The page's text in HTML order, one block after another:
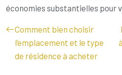
économies substantielles pour
Comment bien choisir
l’emplacement et le type
de résidence à acheter